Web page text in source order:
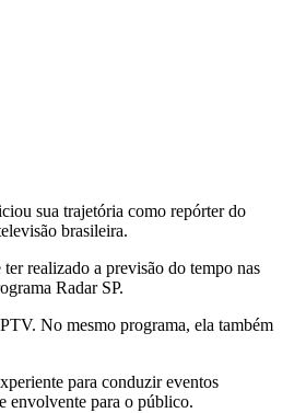
sua trajetória como repórter do
brasileira.
realizado a previsão do tempo nas
Radar SP.
No mesmo programa, ela também
para conduzir eventos
envolvente para o público.